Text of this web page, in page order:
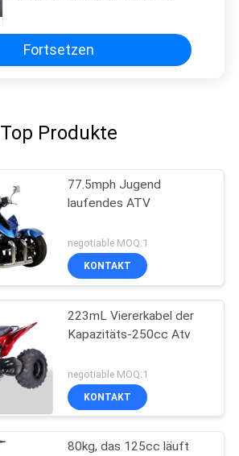
Fortsetzen
Top Produkte
77.5mph Jugend
laufendes ATV
negotiable MOQ:1
KONTAKT
223mL Viererkabel der
Kapazitäts-250cc Atv
negotiable MOQ:1
KONTAKT
80kg, das 125cc läuft